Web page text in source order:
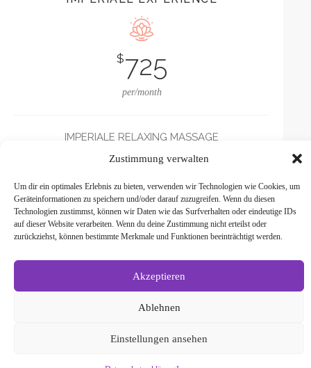
Zustimmung verwalten
Um dir ein optimales Erlebnis zu bieten, verwenden wir Technologien wie Cookies, um
Geräteinformationen zu speichern und/oder darauf zuzugreifen. Wenn du diesen
Technologien zustimmst, können wir Daten wie das Surfverhalten oder eindeutige IDs
auf dieser Website verarbeiten. Wenn du deine Zustimmung nicht erteilst oder
zurückziehst, können bestimmte Merkmale und Funktionen beeinträchtigt werden.
Akzeptieren
Ablehnen
Einstellungen ansehen
$725
per/month
IMPERIALE RELAXING MASSAGE
INTENSIVE FACIAL LUXURY
BUY IT NOW
Copyright © 2026 by ThemeREX. All rights reserved.